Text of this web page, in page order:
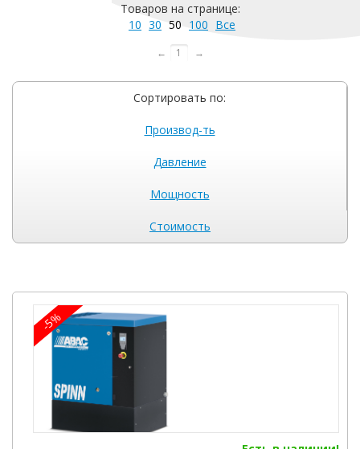
Товаров на странице:
10 30 50 100 Все
← 1 →
Сортировать по:
Производ-ть
Давление
Мощность
Стоимость
-5%